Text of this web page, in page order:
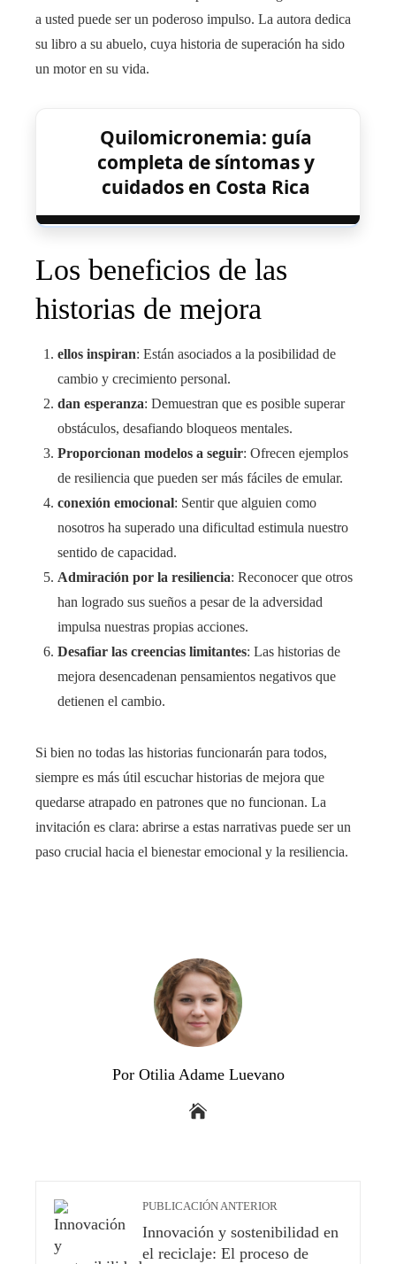
a usted puede ser un poderoso impulso. La autora dedica
su libro a su abuelo, cuya historia de superación ha sido
un motor en su vida.
Quilomicronemia: guía
completa de síntomas y
cuidados en Costa Rica
Los beneficios de las
historias de mejora
ellos inspiran: Están asociados a la posibilidad de
cambio y crecimiento personal.
dan esperanza: Demuestran que es posible superar
obstáculos, desafiando bloqueos mentales.
Proporcionan modelos a seguir: Ofrecen ejemplos
de resiliencia que pueden ser más fáciles de emular.
conexión emocional: Sentir que alguien como
nosotros ha superado una dificultad estimula nuestro
sentido de capacidad.
Admiración por la resiliencia: Reconocer que otros
han logrado sus sueños a pesar de la adversidad
impulsa nuestras propias acciones.
Desafiar las creencias limitantes: Las historias de
mejora desencadenan pensamientos negativos que
detienen el cambio.
Si bien no todas las historias funcionarán para todos,
siempre es más útil escuchar historias de mejora que
quedarse atrapado en patrones que no funcionan. La
invitación es clara: abrirse a estas narrativas puede ser un
paso crucial hacia el bienestar emocional y la resiliencia.
Por Otilia Adame Luevano
PUBLICACIÓN ANTERIOR
Innovación y sostenibilidad en
el reciclaje: El proceso de